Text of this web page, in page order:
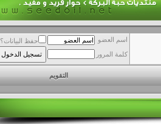
اسم العضو
حفظ البيانات؟
كلمة المرور
التقويم